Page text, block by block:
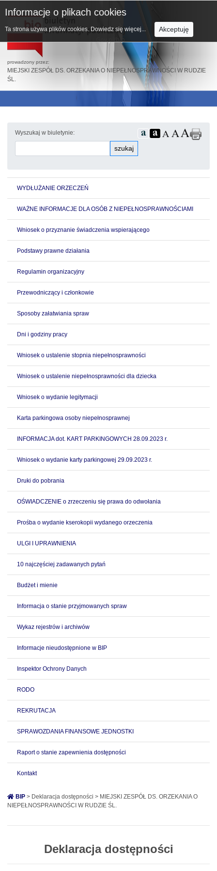
prowadzony przez:
MIEJSKI ZESPÓŁ DS. ORZEKANIA O NIEPEŁNOSPRAWNOŚCI W RUDZIE
ŚL.
Wyszukaj w biuletynie:
szukaj
WYDŁUŻANIE ORZECZEŃ
WAŻNE INFORMACJE DLA OSÓB Z NIEPEŁNOSPRAWNOŚCIAMI
Wniosek o przyznanie świadczenia wspierającego
Podstawy prawne działania
Regulamin organizacyjny
Przewodniczący i członkowie
Sposoby załatwiania spraw
Dni i godziny pracy
Wniosek o ustalenie stopnia niepełnosprawności
Wniosek o ustalenie niepełnosprawności dla dziecka
Wniosek o wydanie legitymacji
Karta parkingowa osoby niepełnosprawnej
INFORMACJA dot. KART PARKINGOWYCH 28.09.2023 r.
Wniosek o wydanie karty parkingowej 29.09.2023 r.
Druki do pobrania
OŚWIADCZENIE o zrzeczeniu się prawa do odwołania
Prośba o wydanie kserokopii wydanego orzeczenia
ULGI I UPRAWNIENIA
10 najczęściej zadawanych pytań
Budżet i mienie
Informacja o stanie przyjmowanych spraw
Wykaz rejestrów i archiwów
Informacje nieudostępnione w BIP
Inspektor Ochrony Danych
RODO
REKRUTACJA
SPRAWOZDANIA FINANSOWE JEDNOSTKI
Raport o stanie zapewnienia dostępności
Kontakt
BIP > Deklaracja dostępności > MIEJSKI ZESPÓŁ DS. ORZEKANIA O
NIEPEŁNOSPRAWNOŚCI W RUDZIE ŚL.
Deklaracja dostępności
Informacje o plikach cookies
Ta strona używa plików cookies. Dowiedz się więcej... Akceptuję